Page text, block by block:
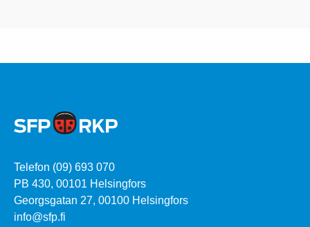
Telefon (09) 693 070
PB 430, 00101 Helsingfors
Georgsgatan 27, 00100 Helsingfors
info@sfp.fi